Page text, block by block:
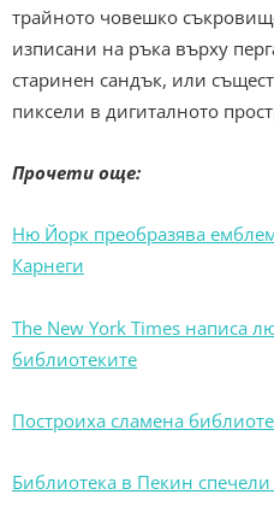
трайното човешко
изписани на ръка върху
старинен сандък, или
пиксели в дигиталното
Прочети още:
Ню Йорк преобразява
Карнеги
The New York Times написа
библиотеките
Построиха сламена
Библиотека в Пекин спечели